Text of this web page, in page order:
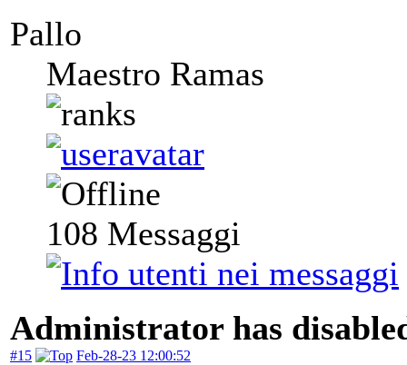
Pallo
Maestro Ramas
108 Messaggi
Administrator has
#15 Feb-28-23 12:00:52